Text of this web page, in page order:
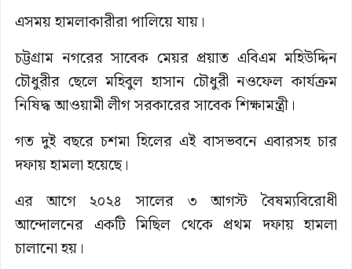
এসময় হামলাকারীরা পালিয়ে যায়।
চট্টগ্রাম নগরের সাবেক মেয়র প্রয়াত এবিএম মহিউদ্দিন
চৌধুরীর ছেলে মহিবুল হাসান চৌধুরী নওফেল কার্যক্রম
নিষিদ্ধ আওয়ামী লীগ সরকারের সাবেক শিক্ষামন্ত্রী।
গত দুই বছরে চশমা হিলের এই বাসভবনে এবারসহ চার
দফায় হামলা হয়েছে।
এর আগে ২০২৪ সালের ৩ আগস্ট বৈষম্যবিরোধী
আন্দোলনের একটি মিছিল থেকে প্রথম দফায় হামলা
চালানো হয়।